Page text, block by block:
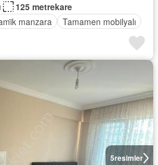
125 metrekare
manzara Tamamen mobilyalı
5resimler